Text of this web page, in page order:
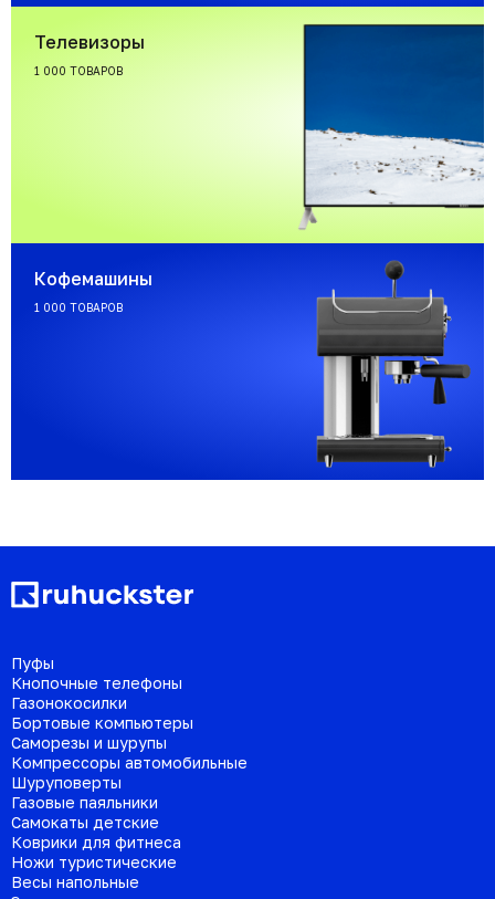
Телевизоры
1 000 ТОВАРОВ
Кофемашины
1 000 ТОВАРОВ
Пуфы
Кнопочные телефоны
Газонокосилки
Бортовые компьютеры
Саморезы и шурупы
Компрессоры автомобильные
Шуруповерты
Газовые паяльники
Самокаты детские
Коврики для фитнеса
Ножи туристические
Весы напольные